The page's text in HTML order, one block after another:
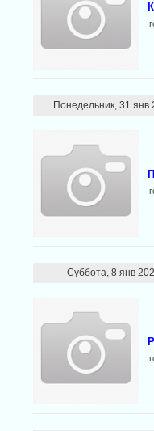
Понедельник, 31 янв
Суббота, 8 янв